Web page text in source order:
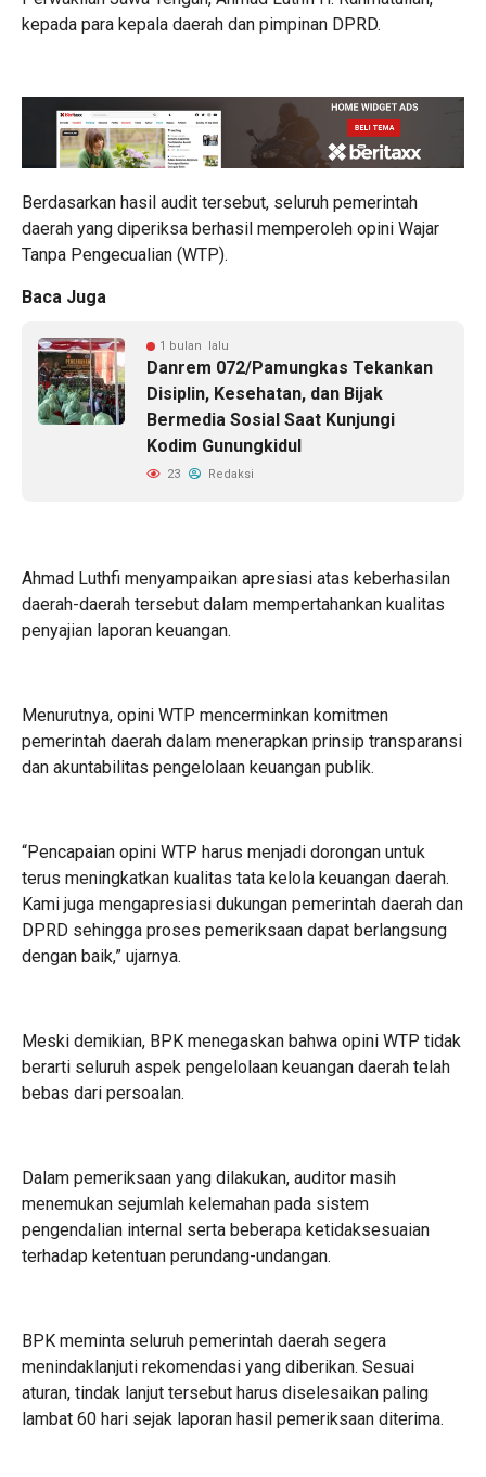
kepada para kepala daerah dan pimpinan DPRD.
Berdasarkan hasil audit tersebut, seluruh pemerintah
daerah yang diperiksa berhasil memperoleh opini Wajar
Tanpa Pengecualian (WTP).
Baca Juga
1 bulan lalu
Danrem 072/Pamungkas Tekankan
Disiplin, Kesehatan, dan Bijak
Bermedia Sosial Saat Kunjungi
Kodim Gunungkidul
23 Redaksi
Ahmad Luthfi menyampaikan apresiasi atas keberhasilan
daerah-daerah tersebut dalam mempertahankan kualitas
penyajian laporan keuangan.
Menurutnya, opini WTP mencerminkan komitmen
pemerintah daerah dalam menerapkan prinsip transparansi
dan akuntabilitas pengelolaan keuangan publik.
“Pencapaian opini WTP harus menjadi dorongan untuk
terus meningkatkan kualitas tata kelola keuangan daerah.
Kami juga mengapresiasi dukungan pemerintah daerah dan
DPRD sehingga proses pemeriksaan dapat berlangsung
dengan baik,” ujarnya.
Meski demikian, BPK menegaskan bahwa opini WTP tidak
berarti seluruh aspek pengelolaan keuangan daerah telah
bebas dari persoalan.
Dalam pemeriksaan yang dilakukan, auditor masih
menemukan sejumlah kelemahan pada sistem
pengendalian internal serta beberapa ketidaksesuaian
terhadap ketentuan perundang-undangan.
BPK meminta seluruh pemerintah daerah segera
menindaklanjuti rekomendasi yang diberikan. Sesuai
aturan, tindak lanjut tersebut harus diselesaikan paling
lambat 60 hari sejak laporan hasil pemeriksaan diterima.